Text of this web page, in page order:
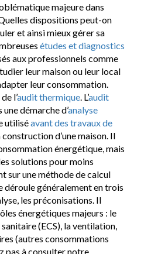
majeure dans
dispositions peut-on
et ainsi mieux gérer sa
études et diagnostics
aux professionnels comme
leur maison ou leur local
leur consommation.
l’audit thermique. L’audit
une démarche d’analyse
utiliséavant des travaux de
d’une maison. Il
énergétique, mais
solutions pour moins
sur une méthode de calcul
déroule généralement en trois
les préconisations. Il
énergétiques majeurs : le
sanitaire (ECS), la ventilation,
(autres consommations
pas à consulter notre